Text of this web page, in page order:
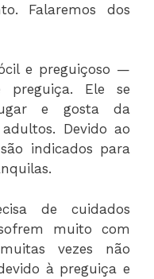
Falaremos dos
e preguiçoso —
Ele se
e gosta da
Devido ao
indicados para
de cuidados
muito com
vezes não
à preguiça e